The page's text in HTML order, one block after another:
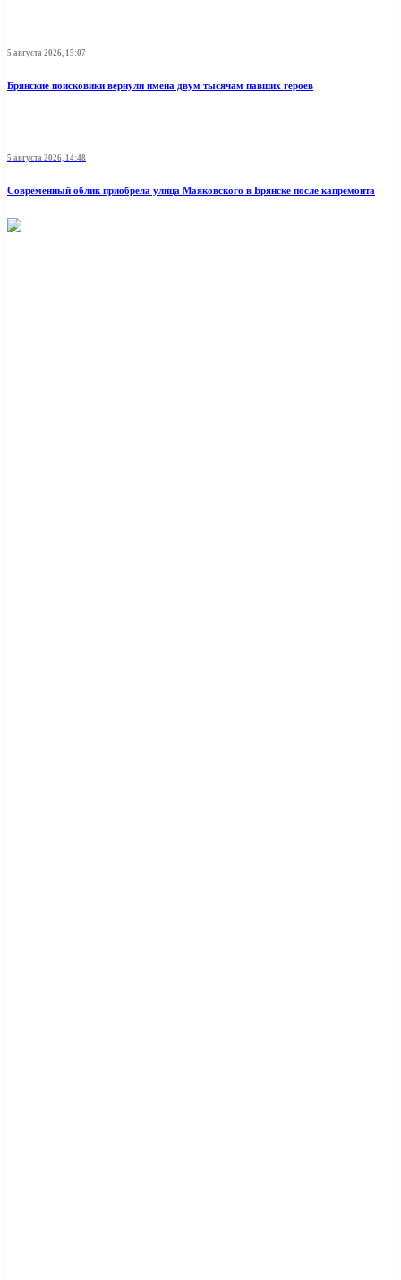
5 августа 2026, 15:07
Брянские поисковики вернули имена двум тысячам павших героев
5 августа 2026, 14:48
Современный облик приобрела улица Маяковского в Брянске после капремонта